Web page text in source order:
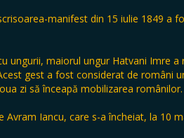
manifest din 15 iulie 1849 a
ungurii, maiorul ungur Hatvani Imre a
gest a fost considerat de români
zi să înceapă mobilizarea românilor.
Iancu, care s-a încheiat, la 10